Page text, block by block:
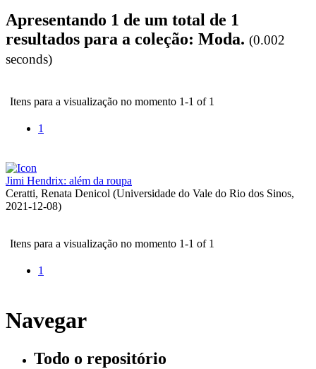
Apresentando 1 de um total de 1
resultados para a coleção: Moda. (0.002
seconds)
Itens para a visualização no momento 1-1 of 1
1
Jimi Hendrix: além da roupa
Ceratti, Renata Denicol (Universidade do Vale do Rio dos Sinos,
2021-12-08)
Itens para a visualização no momento 1-1 of 1
1
Navegar
Todo o repositório